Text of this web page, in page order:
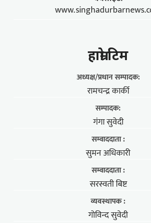
हाम्राे टिम
अध्यक्ष/प्रधान सम्पादक:
रामचन्द्र कार्की
सम्पादक:
गंगा सुवेदी
सम्वाददाता :
सुमन अधिकारी
सम्वाददाता :
सरस्वती बिष्ट
व्यवस्थापक :
गोविन्द सुवेदी